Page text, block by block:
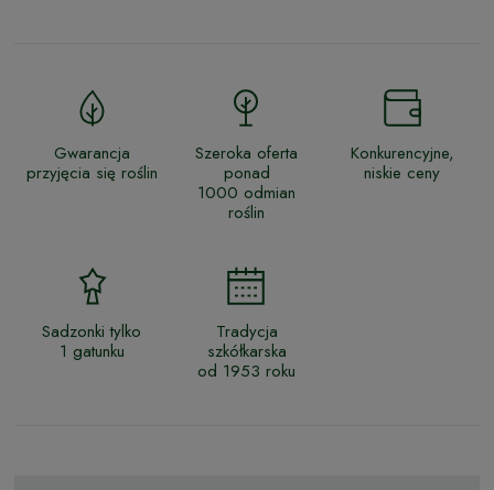
Gwarancja
przyjęcia się roślin
Szeroka oferta
ponad
1000 odmian
roślin
Konkurencyjne,
niskie ceny
Sadzonki tylko
1 gatunku
Tradycja
szkółkarska
od 1953 roku